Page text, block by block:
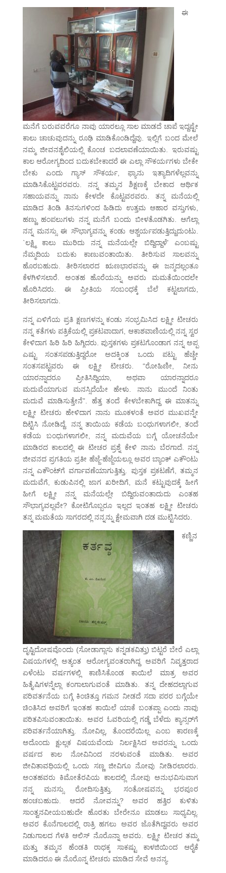
ಈ
ಮನೆಗೆ ಬರುವವರೆಗೂ ನಾವು ಯಾರಲ್ಲೂ ಸಾಲ ಮಾಡದೆ ಚಾಪೆ ಇದ್ದಷ್ಟೇ
ಕಾಲು ಚಾಚುವುದನ್ನು ರೂಢಿ ಮಾಡಿಕೊಂಡಿದ್ದೆವು. ಇಲ್ಲಿಗೆ ಬಂದ ಮೇಲೆ
ನಮ್ಮ ಜೀವನಶೈಲಿಯಲ್ಲಿ ಕೊಂಚ ಬದಲಾವಣೆಯಾಯಿತು. ಇರುವಷ್ಟು
ಕಾಲ ಆರೋಗ್ಯದಿಂದ ಬದುಕಬೇಕಾದರೆ ಈ ಎಲ್ಲಾ ಸೌಕರ್ಯಗಳು ಬೇಕೇ
ಬೇಕು ಎಂದು ಗ್ಯಾಸ್ ಸೌಕರ್ಯ, ಫ್ಯಾನು ಇತ್ಯಾದಿಗಳೆಲ್ಲವನ್ನು
ಮಾಡಿಸಿಕೊಟ್ಟವರವರು. ನನ್ನ ತಮ್ಮನ ಶಿಕ್ಷಣಕ್ಕೆ ಬೇಕಾದ ಆರ್ಥಿಕ
ಸಹಾಯವನ್ನು ನಾನು ಕೇಳದೇ ಕೊಟ್ಟವರವರು. ತನ್ನ ಮನೆಯಲ್ಲಿ
ಮಾಡಿದ ತಿಂಡಿ ತಿನಸುಗಳಿಂದ ಹಿಡಿದು ಉತ್ತಮ ಆಹಾರ ವಸ್ತುಗಳು,
ಹಣ್ಣು ಹಂಪಲುಗಳು ನನ್ನ ಮನೆಗೆ ಬಂದು ಬೀಳತೊಡಗಿತು. ಆಗೆಲ್ಲಾ
ನನ್ನ ಮನಸ್ಸು ಈ ಸೌಭಾಗ್ಯವನ್ನು ಕಂಡು ಆಶ್ಚರ್ಯಪಡುತ್ತಿದ್ದುದುಂಟು.
`ಲಕ್ಷ್ಮಿ ಕಾಲು ಮುರಿದು ನನ್ನ ಮನೆಯಲ್ಲೇ ಬಿದ್ದಿದ್ದಾಳೆ’ ಎಂಬಷ್ಟು
ನೆಮ್ಮದಿಯ ಬದುಕು ಕಾಣುವಂತಾಯಿತು. ತೀರಿಸುವ ಸಾಲವನ್ನು
ಹೊರಬಹುದು. ತೀರಿಸಲಾರದ ಋಣಭಾರವನ್ನು ಈ ಜನ್ಮದಲ್ಲಂತೂ
ಕೆಳಗಿಳಿಸಲಾರೆ. ಅಂತಹ ಹೊರೆಯನ್ನು ಅವರು ಮಮತೆಯಿಂದಲೇ
ಹೊರಿಸಿದರು. ಈ ಪ್ರೀತಿಯ ಸಂಬಂಧಕ್ಕೆ ಬೆಲೆ ಕಟ್ಟಲಾಗದು,
ತೀರಿಸಲಾಗದು.
ನನ್ನ ಏಳಿಗೆಯ ಪ್ರತಿ ಕ್ಷಣಗಳನ್ನು ಕಂಡು ಸಂಭ್ರಮಿಸಿದ ಲಕ್ಷ್ಮೀ ಟೀಚರು
ನನ್ನ ಕತೆಗಳು ಪತ್ರಿಕೆಯಲ್ಲಿ ಪ್ರಕಟವಾದಾಗ, ಆಕಾಶವಾಣಿಯಲ್ಲಿ ನನ್ನ ಸ್ವರ
ಕೇಳಿದಾಗ ಹಿರಿ ಹಿರಿ ಹಿಗ್ಗಿದರು. ಪುಸ್ತಕಗಳು ಪ್ರಕಟಗೊಂಡಾಗ ನನ್ನ ಅಪ್ಪ
ಎಷ್ಟು ಸಂತಸಪಡುತ್ತಿದ್ದರೋ ಅದಕ್ಕಿಂತ ಒಂದು ಪಟ್ಟು ಹೆಚ್ಚೇ
ಸಂತಸಪಟ್ಟವರು ಈ ಲಕ್ಷ್ಮೀ ಟೀಚರು. “ರೋಹಿಣೀ, ನೀನು
ಯಾರನ್ನಾದರೂ ಪ್ರೀತಿಸಿದ್ದಿಯಾ, ಅಥವಾ ಯಾರನ್ನಾದರೂ
ಮದುವೆಯಾಗುವ ಮನಸ್ಸಿದೆಯೇ ಹೇಳು. ನಾನು ಮುಂದೆ ನಿಂತು
ಮದುವೆ ಮಾಡಿಸುತ್ತೇನೆ”. ಹೆತ್ತ ತಂದೆ ಕೇಳಬೇಕಾಗಿದ್ದ ಈ ಮಾತನ್ನು
ಲಕ್ಷ್ಮೀ ಟೀಚರು ಹೇಳಿದಾಗ ನಾನು ಮೂಕಳಂತೆ ಅವರ ಮುಖವನ್ನೇ
ದಿಟ್ಟಿಸಿ ನೋಡಿದ್ದೆ. ನನ್ನ ತಾಯಿಯ ಕಡೆಯ ಬಂಧುಗಳಾಗಲೀ, ತಂದೆ
ಕಡೆಯ ಬಂಧುಗಳಾಗಲೀ, ನನ್ನ ಮದುವೆಯ ಬಗ್ಗೆ ಯೋಚನೆಯೇ
ಮಾಡಿರದ ಕಾಲದಲ್ಲಿ ಈ ಟೀಚರ ಪ್ರಶ್ನೆ ಕೇಳಿ ನಾನು ಬೆರಗಾದೆ. ನನ್ನ
ಜೀವನದ ಪ್ರಗತಿಯ ಪ್ರತೀ ಹೆಜ್ಜೆ-ಹೆಜ್ಜೆಯಲ್ಲೂ ಅವರ ಬ್ಯಾಂಕ್ ಎಕೌಂಟು
ನನ್ನ ಎಕೌಂಟ್‌ಗೆ ವರ್ಗಾವಣೆಯಾಗುತ್ತಿತ್ತು. ಪುಸ್ತಕ ಪ್ರಕಟಣೆಗೆ, ತಮ್ಮನ
ಮದುವೆಗೆ, ಕುಡುಪಿನಲ್ಲಿ ಜಾಗ ಖರೀದಿಗೆ, ಮನೆ ಕಟ್ಟುವುದಕ್ಕೆ ಹೀಗೆ
ಹೀಗೆ ಲಕ್ಷ್ಮೀ ನನ್ನ ಮನೆಯಲ್ಲೇ ಬಿದ್ದಿರುವಂತಾದುದು ಎಂತಹ
ಸೌಭಾಗ್ಯವಲ್ಲವೇ? ಕೋಟಿಗೊಬ್ಬರೂ ಇಲ್ಲದ ಇಂತಹ ಲಕ್ಷ್ಮೀ ಟೀಚರು
ತನ್ನ ಮಮತೆಯ ಸಾಗರದಲ್ಲಿ ನನ್ನನ್ನು ಕ್ಷೇಮವಾಗಿ ದಡ ಮುಟ್ಟಿಸಿದರು.
ಕಣ್ಣಿನ
ದೃಷ್ಟಿದೋಷವೊಂದು (ಸೋಡಾಗ್ಲಾಸು ಕನ್ನಡಕವಿತ್ತು) ಬಿಟ್ಟರೆ ಬೇರೆ ಎಲ್ಲಾ
ವಿಷಯಗಳಲ್ಲಿ ಅತ್ಯಂತ ಆರೋಗ್ಯವಂತರಾಗಿದ್ದ ಅವರಿಗೆ ನಿವೃತ್ತರಾದ
ಏಳೆಂಟು ವರ್ಷಗಳಲ್ಲಿ ಕಾಣಿಸಿಕೊಂಡ ಕಾಯಿಲೆ ಮಾತ್ರ ಅವರ
ಹಿತೈಷಿಗಳನ್ನೆಲ್ಲಾ ಕಂಗಾಲಾಗುವಂತೆ ಮಾಡಿತು. ತನ್ನ ದೇಹದಲ್ಲಾಗುವ
ಪರಿವರ್ತನೆಯ ಬಗ್ಗೆ ಕಿಂಚಿತ್ತೂ ಗಮನ ನೀಡದೆ ಸದಾ ಪರರ ಬಗ್ಗೆಯೇ
ಚಿಂತಿಸಿದ ಅವರಿಗೆ ಇಂತಹ ಕಾಯಿಲೆ ಯಾಕೆ ಬಂತಪ್ಪಾ ಎಂದು ನಾವು
ಪರಿತಪಿಸುವಂತಾಯಿತು. ಅವರ ಓವರಿಯಲ್ಲಿ ಗಡ್ಡೆ ಬೆಳೆದು ಕ್ಯಾನ್ಸರ್‌ಗೆ
ಪರಿವರ್ತನೆಯಾಗಿತ್ತು. ನೋವಿಲ್ಲ, ತೊಂದರೆಯಿಲ್ಲ ಎಂಬ ಕಾರಣಕ್ಕೆ
ಅದೊಂದು ಕ್ಷುಲ್ಲಕ ವಿಷಯವೆಂದು ನಿರ್ಲಕ್ಷಿಸಿದ ಅವರನ್ನು ಒಂದು
ವರ್ಷದ ಕಾಲ ನೋವಿನಿಂದ ನರಳುವಂತೆ ಮಾಡಿತು. ಅವರ
ಜೀವಿತಾವಧಿಯಲ್ಲಿ ಒಂದು ಸಣ್ಣ ಜೀವಿಗೂ ನೋವು ನೀಡಿರಲಾರರು.
ಅಂತಹವರು ಕಿಮೋತೆರಪಿಯ ಕಾಲದಲ್ಲಿ ನೋವು ಅನುಭವಿಸುವಾಗ
ನನ್ನ ಮನಸ್ಸು ರೋದಿಸುತ್ತಿತ್ತು. ಸಂತೋಷವನ್ನು ಭರಪೂರ
ಹಂಚಬಹುದು. ಆದರೆ ನೋವನ್ನು? ಅವರ ಹತ್ತಿರ ಕುಳಿತು
ಸಾಂತ್ವನವೀಯಬಹುದೇ ಹೊರತು ಬೇರೇನೂ ಮಾಡಲು ಸಾಧ್ಯವಿಲ್ಲ.
ಅವರ ಕೊನೆಗಾಲದಲ್ಲಿ ರಾತ್ರಿ ಹಗಲು ಅವರ ಜೊತೆಗಿದ್ದವರು ಅವರ
ನಿಡುಗಾಲದ ಗೆಳತಿ ಆಲಿಸ್ ನೊರೊನ್ನಾ ಅವರು. ಲಕ್ಷ್ಮೀ ಟೀಚರ ತಮ್ಮ
ಮತ್ತು ತಮ್ಮನ ಹೆಂಡತಿ ರಾಧಕ್ಕ ಸಾಕಷ್ಟು ಕಾಳಜಿಯಿಂದ ಆರೈಕೆ
ಮಾಡಿದರೂ ಈ ನೊರೊನ್ನ ಟೀಚರು ಮಾಡಿದ ಸೇವೆ ಅನನ್ಯ.